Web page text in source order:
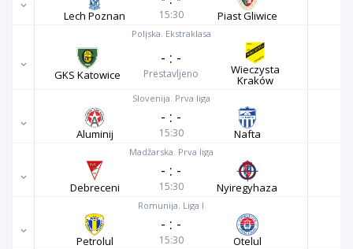
Lech Poznan 15:30 Piast Gliwice
Poljska. Ekstraklasa
GKS Katowice
- : -
Prestavljeno Wieczysta
Kraków
Slovenija. Prva liga
Aluminij
- : -
15:30 Nafta
Madžarska. Prva liga
Debreceni
- : -
15:30 Nyiregyhaza
Romunija. Liga I
Petrolul
- : -
15:30 Otelul